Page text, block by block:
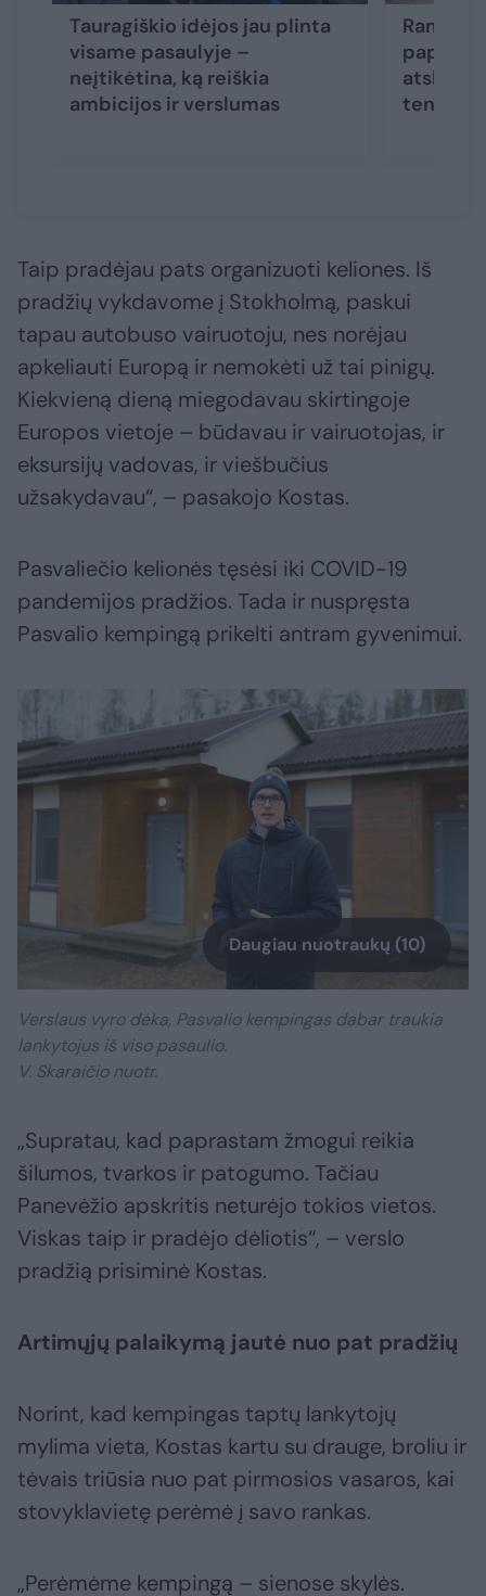
Tauragiškio idėjos jau plinta
visame pasaulyje –
neįtikėtina, ką reiškia
ambicijos ir verslumas
tenka
Taip pradėjau pats organizuoti keliones. Iš
pradžių vykdavome į Stokholmą, paskui
tapau autobuso vairuotoju, nes norėjau
apkeliauti Europą ir nemokėti už tai pinigų.
Kiekvieną dieną miegodavau skirtingoje
Europos vietoje – būdavau ir vairuotojas, ir
eksursijų vadovas, ir viešbučius
užsakydavau“, – pasakojo Kostas.
Pasvaliečio kelionės tęsėsi iki COVID-19
pandemijos pradžios. Tada ir nuspręsta
Pasvalio kempingą prikelti antram gyvenimui.
Daugiau nuotraukų (10)
Verslaus vyro dėka, Pasvalio kempingas dabar traukia
lankytojus iš viso pasaulio.
V. Skaraičio nuotr.
„Supratau, kad paprastam žmogui reikia
šilumos, tvarkos ir patogumo. Tačiau
Panevėžio apskritis neturėjo tokios vietos.
Viskas taip ir pradėjo dėliotis“, – verslo
pradžią prisiminė Kostas.
Artimųjų palaikymą jautė nuo pat pradžių
Norint, kad kempingas taptų lankytojų
mylima vieta, Kostas kartu su drauge, broliu ir
tėvais triūsia nuo pat pirmosios vasaros, kai
stovyklavietę perėmė į savo rankas.
„Perėmėme kempingą – sienose skylės.